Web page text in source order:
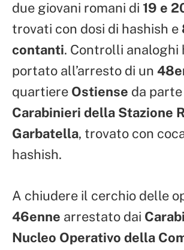
due giovani romani di 19 e
trovati con dosi di hashish e
contanti. Controlli analoghi
portato all’arresto di un
quartiere Ostiense da
Carabinieri della Stazione
Garbatella, trovato con
hashish.
A chiudere il cerchio delle
46enne arrestato dai
Nucleo Operativo della